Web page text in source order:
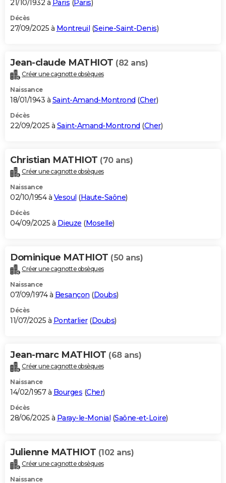
21/10/1932 à Paris (Paris)
Décès
27/09/2025 à Montreuil (Seine-Saint-Denis)
Jean-claude MATHIOT (82 ans)
Créer une cagnotte obsèques
Naissance
18/01/1943 à Saint-Amand-Montrond (Cher)
Décès
22/09/2025 à Saint-Amand-Montrond (Cher)
Christian MATHIOT (70 ans)
Créer une cagnotte obsèques
Naissance
02/10/1954 à Vesoul (Haute-Saône)
Décès
04/09/2025 à Dieuze (Moselle)
Dominique MATHIOT (50 ans)
Créer une cagnotte obsèques
Naissance
07/09/1974 à Besançon (Doubs)
Décès
11/07/2025 à Pontarlier(Doubs)
Jean-marc MATHIOT (68 ans)
Créer une cagnotte obsèques
Naissance
14/02/1957 à Bourges (Cher)
Décès
28/06/2025 à Paray-le-Monial (Saône-et-Loire)
Julienne MATHIOT (102 ans)
Créer une cagnotte obsèques
Naissance